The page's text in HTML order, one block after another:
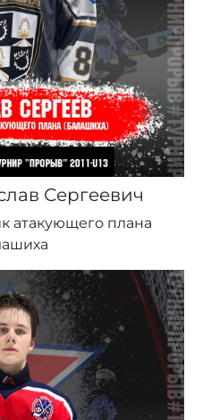
Сергеевич
атакующего плана